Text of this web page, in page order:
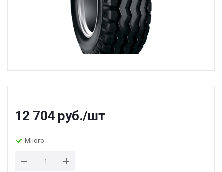
12 704 руб./шт
Много